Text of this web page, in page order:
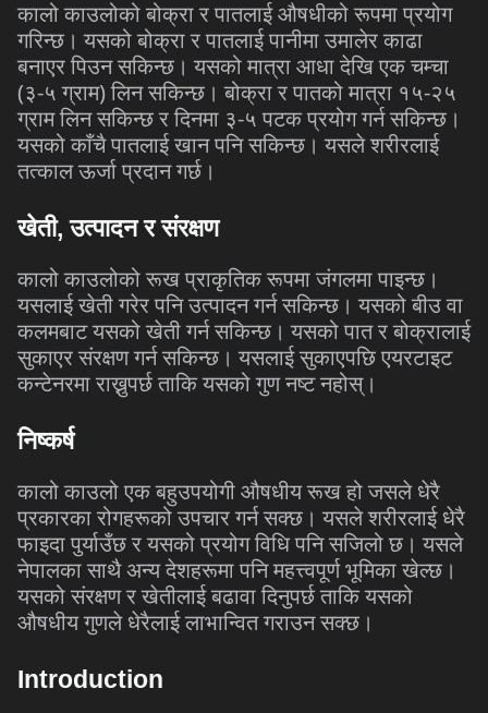
कालो काउलोको बोक्रा र पातलाई औषधीको रूपमा प्रयोग
गरिन्छ। यसको बोक्रा र पातलाई पानीमा उमालेर काढा
बनाएर पिउन सकिन्छ। यसको मात्रा आधा देखि एक चम्चा
(३-५ ग्राम)लिन सकिन्छ। बोक्रा र पातको मात्रा १५-२५
ग्राम लिन सकिन्छ र दिनमा ३-५ पटक प्रयोग गर्न सकिन्छ।
यसको काँचै पातलाई खान पनि सकिन्छ। यसले शरीरलाई
तत्काल ऊर्जा प्रदान गर्छ।
खेती,उत्पादन र संरक्षण
कालो काउलोको रूख प्राकृतिक रूपमा जंगलमा पाइन्छ।
यसलाई खेती गरेर पनि उत्पादन गर्न सकिन्छ। यसको बीउ वा
कलमबाट यसको खेती गर्न सकिन्छ। यसको पात र बोक्रालाई
सुकाएर संरक्षण गर्न सकिन्छ। यसलाई सुकाएपछि एयरटाइट
कन्टेनरमा राख्नुपर्छ ताकि यसको गुण नष्ट नहोस्।
निष्कर्ष
कालो काउलो एक बहुउपयोगी औषधीय रूख हो जसले धेरै
प्रकारका रोगहरूको उपचार गर्न सक्छ। यसले शरीरलाई धेरै
फाइदा पुर्याउँछ र यसको प्रयोग विधि पनि सजिलो छ। यसले
नेपालका साथै अन्य देशहरूमा पनि महत्त्वपूर्ण भूमिका खेल्छ।
यसको संरक्षण र खेतीलाई बढावा दिनुपर्छ ताकि यसको
औषधीय गुणले धेरैलाई लाभान्वित गराउन सक्छ।
Introduction